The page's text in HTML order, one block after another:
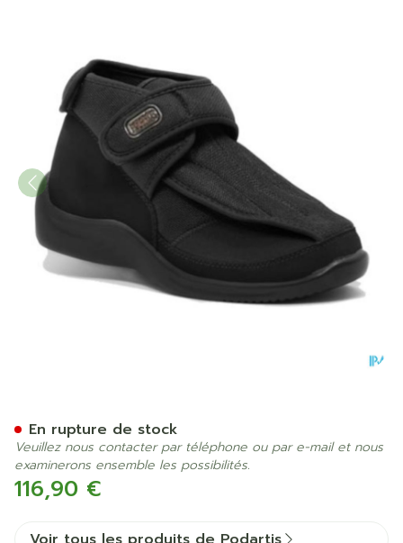
116,90 €
En rupture de stock
Veuillez nous contacter par téléphone ou par e-mail et nous
examinerons ensemble les possibilités.